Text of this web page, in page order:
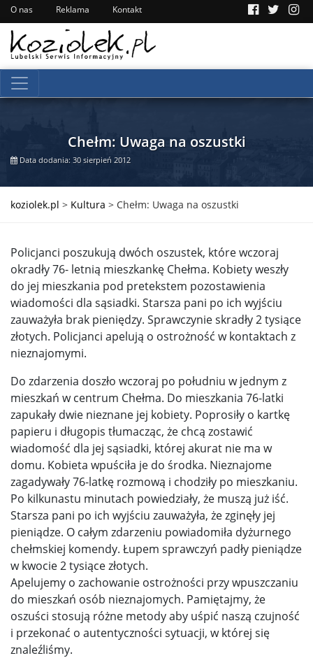
O nas Reklama Kontakt
Chełm: Uwaga na oszustki
Data dodania: 30 sierpień 2012
koziolek.pl > Kultura > Chełm: Uwaga na oszustki
Policjanci poszukują dwóch oszustek, które wczoraj
okradły 76- letnią mieszkankę Chełma. Kobiety weszły
do jej mieszkania pod pretekstem pozostawienia
wiadomości dla sąsiadki. Starsza pani po ich wyjściu
zauważyła brak pieniędzy. Sprawczynie skradły 2 tysiące
złotych. Policjanci apelują o ostrożność w kontaktach z
nieznajomymi.
Do zdarzenia doszło wczoraj po południu w jednym z
mieszkań w centrum Chełma. Do mieszkania 76-latki
zapukały dwie nieznane jej kobiety. Poprosiły o kartkę
papieru i długopis tłumacząc, że chcą zostawić
wiadomość dla jej sąsiadki, której akurat nie ma w
domu. Kobieta wpuściła je do środka. Nieznajome
zagadywały 76-latkę rozmową i chodziły po mieszkaniu.
Po kilkunastu minutach powiedziały, że muszą już iść.
Starsza pani po ich wyjściu zauważyła, że zginęły jej
pieniądze. O całym zdarzeniu powiadomiła dyżurnego
chełmskiej komendy. Łupem sprawczyń padły pieniądze
w kwocie 2 tysiące złotych.
Apelujemy o zachowanie ostrożności przy wpuszczaniu
do mieszkań osób nieznajomych. Pamiętajmy, że
oszuści stosują różne metody aby uśpić naszą czujność
i przekonać o autentyczności sytuacji, w której się
znaleźliśmy.